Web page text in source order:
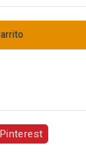
Pinterest